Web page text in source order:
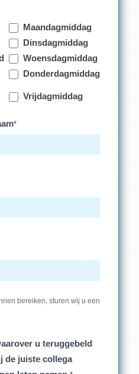
Maandagmiddag
Dinsdagmiddag
Woensdagmiddag
Donderdagmiddag
Vrijdagmiddag
*
bereiken, sturen wij u een
u teruggebeld
de juiste collega